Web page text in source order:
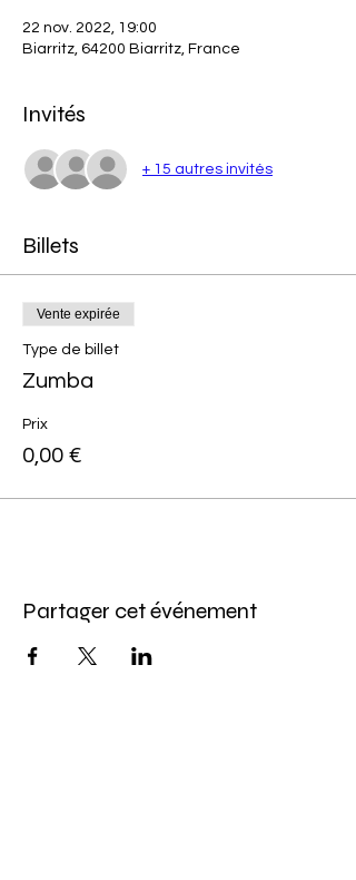
22 nov. 2022, 19:00
Biarritz, 64200 Biarritz, France
Invités
+ 15 autres invités
Billets
Vente expirée
Type de billet
Zumba
Prix
0,00 €
Partager cet événement